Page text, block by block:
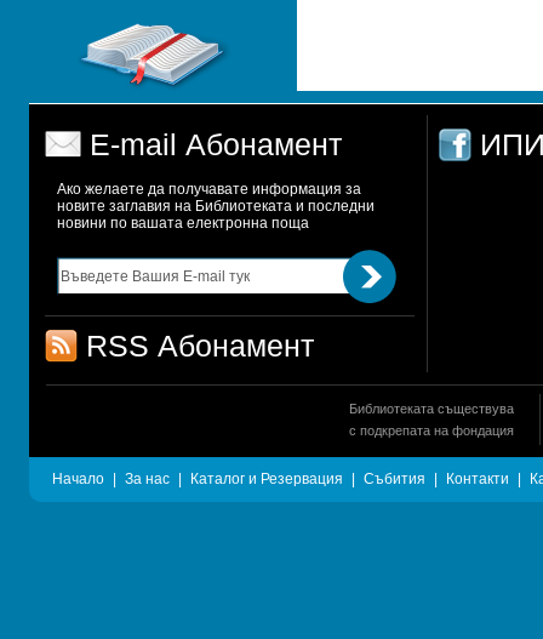
E-mail Абонамент
Ако желаете да получавате информация за
новите заглавия на Библиотеката и последни
новини по вашата електронна поща
RSS Абонамент
ИПИ
Библиотеката съществува
с подкрепата на фондация
Начало За нас Каталог и Резервация Събития Контакти